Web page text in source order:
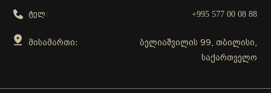
ტელ: +995 577 00 08 88
მისამართი:
ბელიაშვილის 99, თბილისი,
საქართველო